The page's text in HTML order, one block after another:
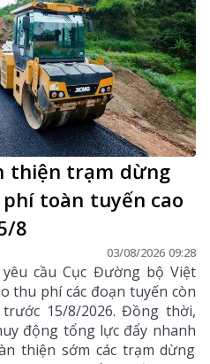
thiện trạm dừng
toàn tuyến cao
8
03/08/2026 09:28
cầu Cục Đường bộ Việt
thu phí các đoạn tuyến còn
15/8/2026. Đồng thời,
động tổng lực đẩy nhanh
thiện sớm các trạm dừng